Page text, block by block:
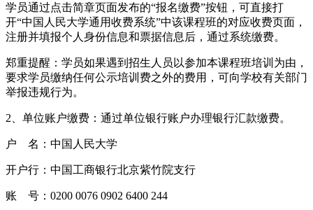
学员通过点击简章页面发布的“报名缴费”按钮，可直接打
开“中国人民大学通用收费系统”中该课程班的对应收费页面，
注册并填报个人身份信息和票据信息后，通过系统缴费。
郑重提醒：学员如果遇到招生人员以参加本课程班培训为由，
要求学员缴纳任何公示培训费之外的费用，可向学校有关部门
举报违规行为。
2、单位账户缴费：通过单位银行账户办理银行汇款缴费。
户 名：中国人民大学
开户行：中国工商银行北京紫竹院支行
账 号：0200 0076 0902 6400 244